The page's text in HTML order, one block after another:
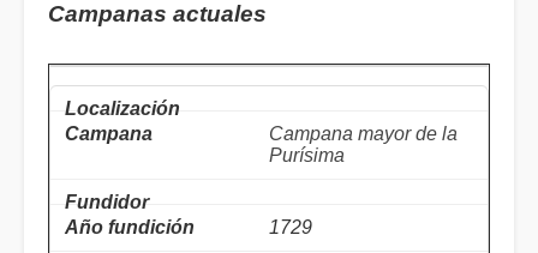
Campanas actuales
Campana mayor de la
Purísima
1729